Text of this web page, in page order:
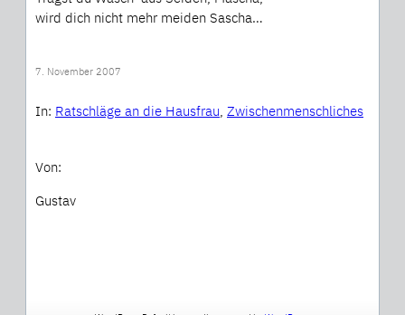
wird dich nicht mehr meiden Sascha…
7. November 2007
In: Ratschläge an die Hausfrau, Zwischenmenschliches
Von:
Gustav